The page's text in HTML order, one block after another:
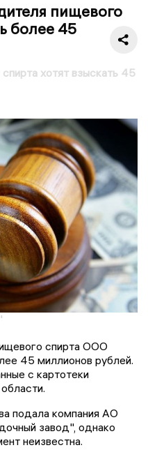
пищевого
более 45
хотят взыскать 45
спирта ООО
45 миллионов рублей.
с картотеки
подала компания АО
завод", однако
неизвестна.